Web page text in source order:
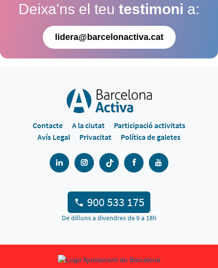
Deixa'ns el teu testimoni a:
lidera@barcelonactiva.cat
Contacte A la ciutat
Participació activitats
Avís Legal
Privacitat Política de galetes
900 533 175
De dilluns a divendres de 9 a 18h